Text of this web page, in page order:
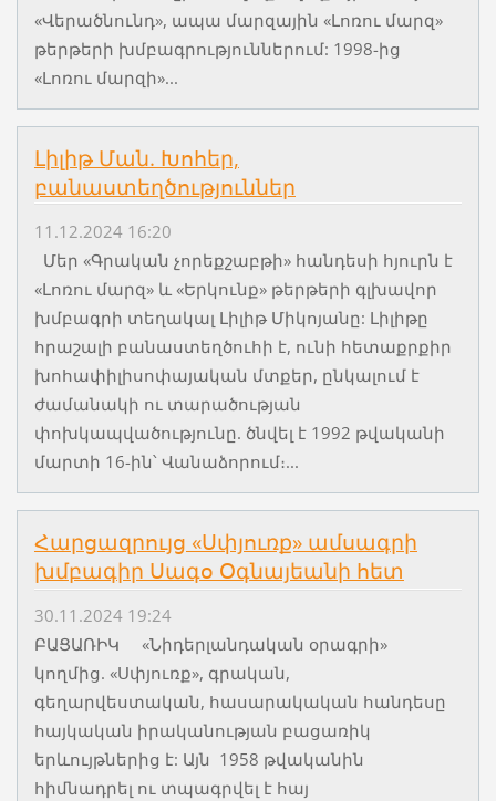
«Վերածնունդ», ապա մարզային «Լոռու մարզ»
թերթերի խմբագրություններում: 1998-ից
«Լոռու մարզի»...
Լիլիթ Ման. Խոհեր,
բանաստեղծություններ
11.12.2024 16:20
Մեր «Գրական չորեքշաբթի» հանդեսի հյուրն է
«Լոռու մարզ» և «Երկունք» թերթերի գլխավոր
խմբագրի տեղակալ Լիլիթ Միկոյանը: Լիլիթը
հրաշալի բանաստեղծուհի է, ունի հետաքրքիր
խոհափիլիսոփայական մտքեր, ընկալում է
ժամանակի ու տարածության
փոխկապվածությունը. ծնվել է 1992 թվականի
մարտի 16-ին՝ Վանաձորում։...
Հարցազրույց «Սփյուռք» ամսագրի
խմբագիր Սագօ Օգնայեանի հետ
30.11.2024 19:24
ԲԱՑԱՌԻԿ «Նիդերլանդական օրագրի»
կողմից. «Սփյուռք», գրական,
գեղարվեստական, հասարակական հանդեսը
հայկական իրականության բացառիկ
երևույթներից է: Այն 1958 թվականին
հիմնադրել ու տպագրվել է հայ